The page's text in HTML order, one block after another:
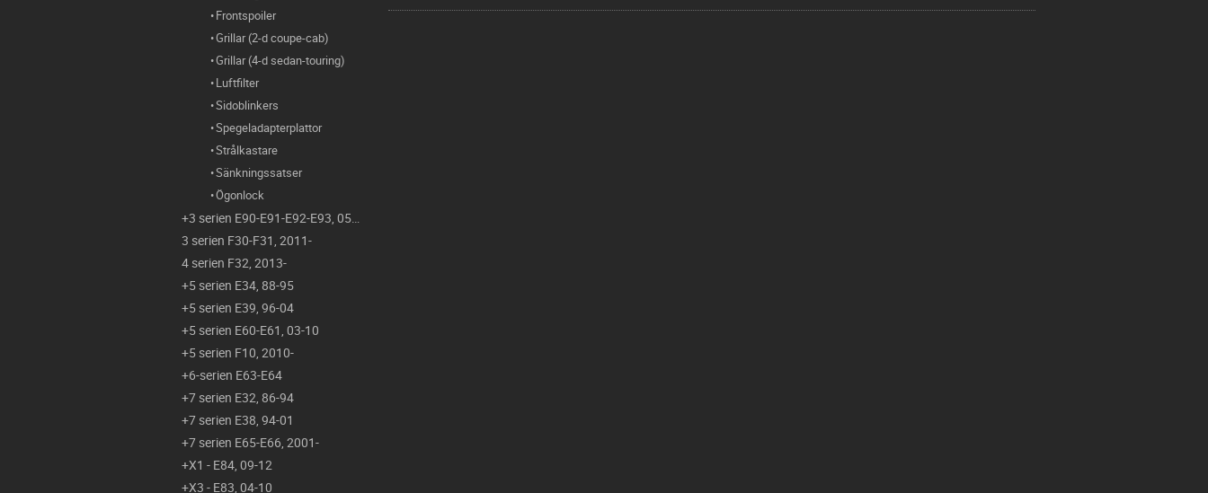
Frontspoiler
Grillar (2-d coupe-cab)
Grillar (4-d sedan-touring)
Luftfilter
Sidoblinkers
Spegeladapterplattor
Strålkastare
Sänkningssatser
Ögonlock
3 serien E90-E91-E92-E93, 05-14
3 serien F30-F31, 2011-
4 serien F32, 2013-
5 serien E34, 88-95
5 serien E39, 96-04
5 serien E60-E61, 03-10
5 serien F10, 2010-
6-serien E63-E64
7 serien E32, 86-94
7 serien E38, 94-01
7 serien E65-E66, 2001-
X1 - E84, 09-12
X3 - E83, 04-10